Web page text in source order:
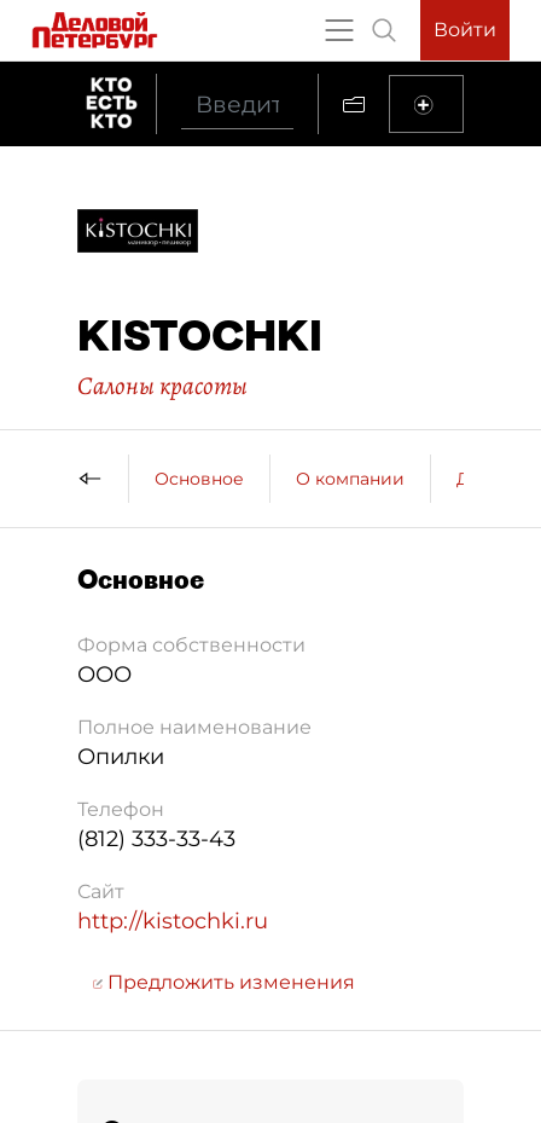
Войти
KISTOCHKI
Салоны красоты
Основное О компании ДП о
Основное
Форма собственности
ООО
Полное наименование
Опилки
Телефон
(812) 333-33-43
Сайт
http://kistochki.ru
Предложить изменения